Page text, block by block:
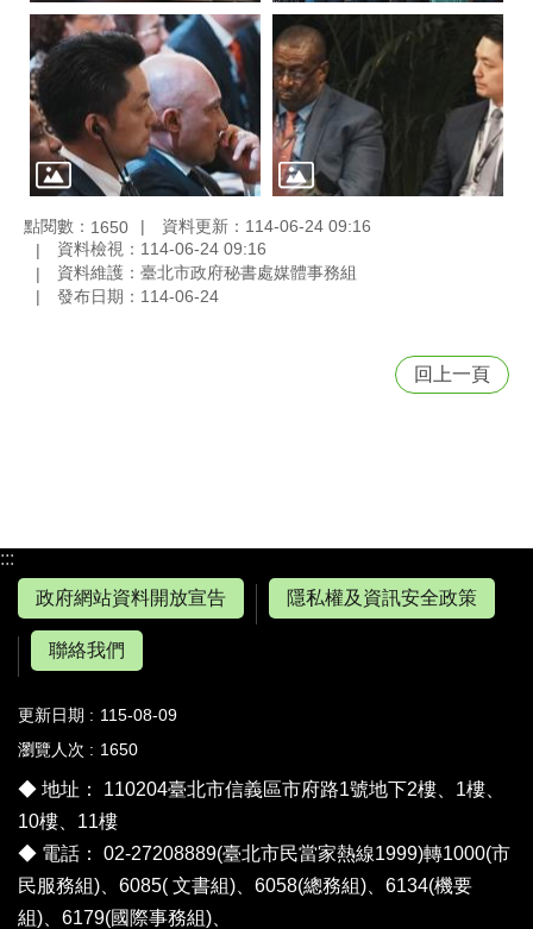
點閱數： 1650
資料更新：114-06-24 09:16
資料檢視：114-06-24 09:16
資料維護：臺北市政府秘書處媒體事務組
發布日期：114-06-24
回上一頁
:::
政府網站資料開放宣告
隱私權及資訊安全政策
聯絡我們
更新日期
115-08-09
瀏覽人次
1650
◆ 地址： 110204臺北市信義區市府路1號地下2樓、1樓、
10樓、11樓
◆ 電話： 02-27208889(臺北市民當家熱線1999)轉1000(市
民服務組)、6085( 文書組)、6058(總務組)、6134(機要
組)、6179(國際事務組)、